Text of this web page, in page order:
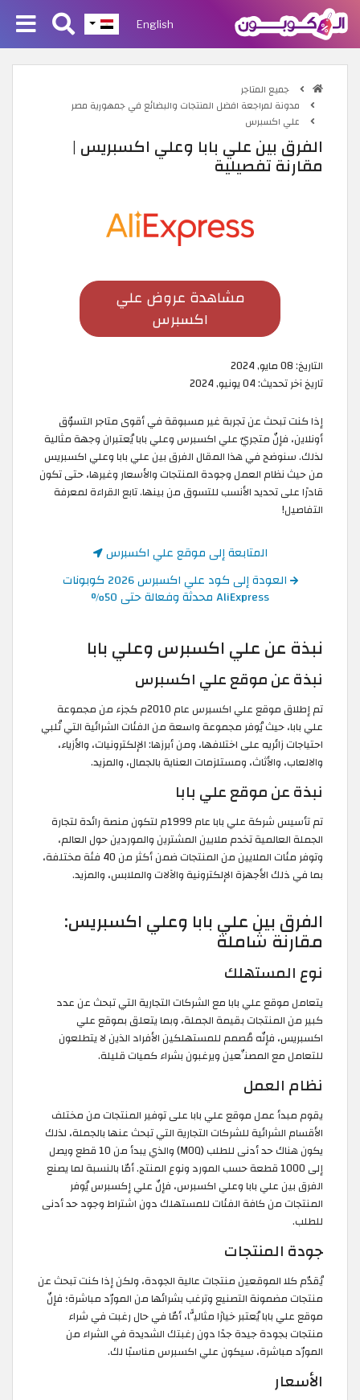
English
جميع المتاجر
مدونة لمراجعة افضل المنتجات والبضائع في جمهورية مصر
علي اكسبرس
الفرق بين علي بابا وعلي اكسبريس |
مقارنة تفصيلية
مشاهدة عروض علي
اكسبرس
التاريخ:08 مايو, 2024
تاريخ آخر تحديث:04 يونيو, 2024
إذا كنت تبحث عن تجربة غير مسبوقة في أقوى متاجر التسوّق
أونلاين، فإنّ متجريّ علي اكسبرس وعلي بابا يُعتبران وجهة مثالية
لذلك. سنوضح في هذا المقال الفرق بين علي بابا وعلي اكسبريس
من حيث نظام العمل وجودة المنتجات والأسعار وغيرها، حتى تكون
قادرًا على تحديد الأنسب للتسوق من بينها. تابع القراءة لمعرفة
التفاصيل!
المتابعة إلى موقع علي اكسبرس
العودة إلى كود علي اكسبرس 2026 كوبونات
AliExpress محدثة وفعالة حتى 50%
نبذة عن علي اكسبرس وعلي بابا
نبذة عن موقع علي اكسبرس
تم إطلاق موقع علي اكسبرس عام 2010م كجزء من مجموعة
علي بابا، حيث يُوفر مجموعة واسعة من الفئات الشرائية التي تُلبي
احتياجات زائريه على اختلافها، ومن أبرزها: الإلكترونيات، والأزياء،
والالعاب، والأثاث، ومستلزمات العناية بالجمال، والمزيد.
نبذة عن موقع علي بابا
تم تأسيس شركة علي بابا عام 1999م لتكون منصة رائدة لتجارة
الجملة العالمية تخدم ملايين المشترين والموردين حول العالم،
وتوفر مئات الملايين من المنتجات ضمن أكثر من 40 فئة مختلفة،
بما في ذلك الأجهزة الإلكترونية والآلات والملابس، والمزيد.
الفرق بين علي بابا وعلي اكسبريس:
مقارنة شاملة
نوع المستهلك
يتعامل موقع علي بابا مع الشركات التجارية التي تبحث عن عدد
كبير من المنتجات بقيمة الجملة، وبما يتعلق بموقع علي
اكسبريس، فإنّه مُصمم للمستهلكين الأفراد الذين لا يتطلعون
للتعامل مع المصنِّعين ويرغبون بشراء كميات قليلة.
نظام العمل
يقوم مبدأ عمل موقع علي بابا على توفير المنتجات من مختلف
الأقسام الشرائية للشركات التجارية التي تبحث عنها بالجملة، لذلك
يكون هناك حد أدنى للطلب (MOQ) والذي يبدأ من 10 قطع ويصل
إلى 1000 قطعة حسب المورد ونوع المنتج. أمّا بالنسبة لما يصنع
الفرق بين علي بابا وعلي اكسبرس، فإنّ علي إكسبرس يُوفر
المنتجات من كافة الفئات للمستهلك دون اشتراط وجود حد أدنى
للطلب.
جودة المنتجات
يُقدّم كلا الموقعين منتجات عالية الجودة، ولكن إذا كنت تبحث عن
منتجات مضمونة التصنيع وترغب بشرائها من المورّد مباشرة؛ فإنّ
موقع علي بابا يُعتبر خيارًا مثاليًّا، أمّا في حال رغبت في شراء
منتجات بجودة جيدة جدًا دون رغبتك الشديدة في الشراء من
المورّد مباشرة، سيكون علي اكسبرس مناسبًا لك.
الأسعار